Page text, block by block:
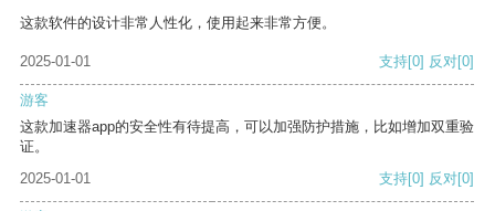
这款软件的设计非常人性化，使用起来非常方便。
2025-01-01 支持[0] 反对[0]
游客
这款加速器app的安全性有待提高，可以加强防护措施，比如增加双重验
证。
2025-01-01
支持[0] 反对[0]